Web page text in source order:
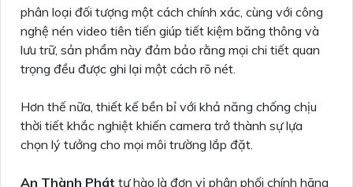
phân loại đối tượng một cách chính xác, cùng với công
nghệ nén video tiên tiến giúp tiết kiệm băng thông và
lưu trữ, sản phẩm này đảm bảo rằng mọi chi tiết quan
trọng đều được ghi lại một cách rõ nét.
Hơn thế nữa, thiết kế bền bỉ với khả năng chống chịu
thời tiết khắc nghiệt khiến camera trở thành sự lựa
chọn lý tưởng cho mọi môi trường lắp đặt.
An Thành Phát tự hào là đơn vị phân phối chính hãng